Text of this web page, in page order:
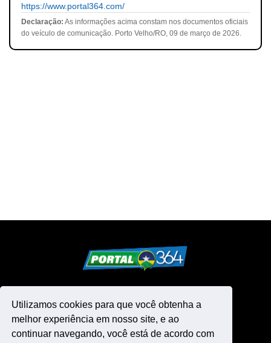
Utilizamos cookies para que você obtenha a
melhor experiência em nosso site, e ao
continuar navegando, você está de acordo com
https://www.portal364.com/
Declaração: As informações acima constam nos documentos oficiais
do veículo de comunicação. Porto Velho/RO, 09 de março de 2026.